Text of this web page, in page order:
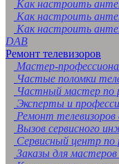
Как настроить
Как настроить
Как настроить
DAB
Ремонт телевизоров
Мастер-
Частые поломки
Частный мастер по
Эксперты и
Ремонт телевизоров
Вызов сервисного
Сервисный центр по
Заказы для